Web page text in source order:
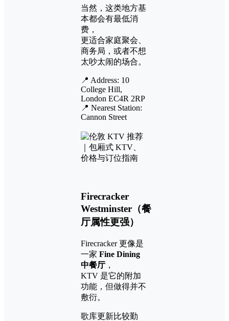
当然，这类地方基
本都会有最低消
费，
更适合家庭聚会、
商务局，或者不想
太吵太闹的场合。
📍 Address: 10
College Hill,
London EC4R 2RP
📍 Nearest Station:
Cannon Street
Firecracker
Westminster（餐
厅属性更强）
Firecracker 更像是
一家 Fine Dining
中餐厅 ，
KTV 是它的附加
功能，但做得并不
敷衍。
歌库更新比较勤